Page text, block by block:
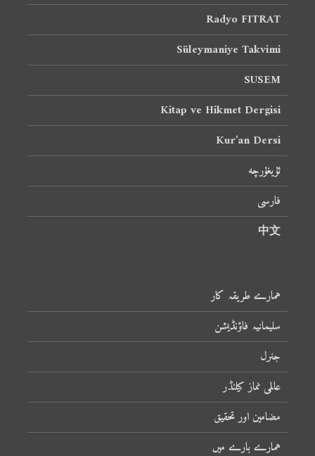
Radyo FITRAT
Süleymaniye Takvimi
SUSEM
Kitap ve Hikmet Dergisi
Kur’an Dersi
ئۇيغۇرچە
فارسی
中文
ہمارے طریقہ کار
سلیمانیہ فاؤنڈیشن
جنرل
عالمی نماز کیلنڈر
مضامین اور تحقیق
ہمارے بارے میں